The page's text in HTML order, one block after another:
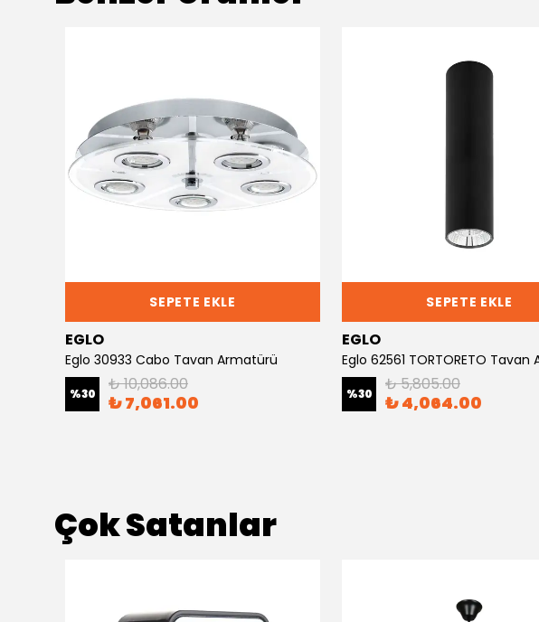
SEPETE EKLE
EGLO
Eglo 30933 Cabo Tavan Armatürü
%30 ₺ 10,086.00
₺ 7,061.00
SEPETE EKLE
EGLO
Eglo 62561 TORTORETO
%30 ₺ 5,805.00
₺ 4,064.00
Çok Satanlar